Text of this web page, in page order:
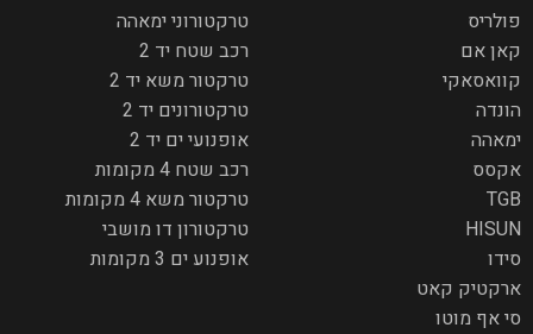
פולריס
קאן אם
קוואסאקי
הונדה
ימאהה
אקסס
TGB
HISUN
סידו
ארקטיק קאט
סי אף מוטו
טרקטורוני ימאהה
רכב שטח יד 2
טרקטור משא יד 2
טרקטורונים יד 2
אופנועי ים יד 2
רכב שטח 4 מקומות
טרקטור משא 4 מקומות
טרקטורון דו מושבי
אופנוע ים 3 מקומות